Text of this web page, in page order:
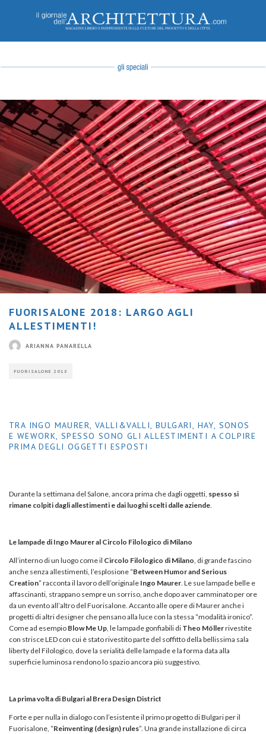
FUORISALONE 2018: LARGO AGLI
ALLESTIMENTI!
ARIANNA PANARELLA
FUORISALONE 2018
TRA INGO MAURER, VALLI&VALLI, BULGARI, HAY, SONOS
E WEWORK, SPESSO SONO GLI ALLESTIMENTI A COLPIRE
PRIMA DEGLI OGGETTI ESPOSTI
Durante la settimana del Salone, ancora prima che dagli oggetti, spesso si
rimane colpiti dagli allestimenti e dai luoghi scelti dalle aziende.
Le lampade di Ingo Maurer al Circolo Filologico di Milano
All’interno di un luogo come il Circolo Filologico di Milano, di grande fascino
anche senza allestimenti, l’esplosione “Between Humor and Serious
Creation” racconta il lavoro dell’originale Ingo Maurer. Le sue lampade belle e
affascinanti, strappano sempre un sorriso, anche dopo aver camminato per ore
da un evento all’altro del Fuorisalone. Accanto alle opere di Maurer anche i
progetti di altri designer che pensano alla luce con la stessa “modalità ironico”.
Come ad esempio Blow Me Up, le lampade gonfiabili di Theo Möllerrivestite
con strisce LED con cui è stato rivestito parte del soffitto della bellissima sala
liberty del Filologico, dove la serialità delle lampade e la forma data alla
superficie luminosa rendono lo spazio ancora più suggestivo.
La prima volta di Bulgari al Brera Design District
Forte e per nulla in dialogo con l’esistente il primo progetto di Bulgari per il
Fuorisalone, “Reinventing (design) rules”. Una grande installazione di circa